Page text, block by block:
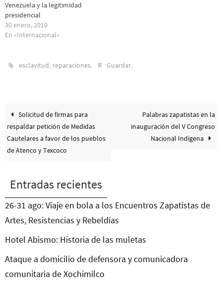
Venezuela y la legitimidad
presidencial
30 enero, 2019
En «Internacional»
esclavitud, reparaciones. Guardar.
Solicitud de firmas para
respaldar petición de Medidas
Cautelares a favor de los pueblos
de Atenco y Texcoco
Palabras zapatistas en la
inauguración del V Congreso
Nacional Indígena
Entradas recientes
26-31 ago: Viaje en bola a los Encuentros Zapatistas de
Artes, Resistencias y Rebeldías
Hotel Abismo: Historia de las muletas
Ataque a domicilio de defensora y comunicadora
comunitaria de Xochimilco